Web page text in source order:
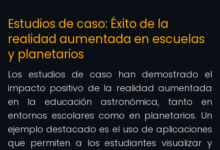
Estudios de caso: Éxito de la
realidad aumentada en escuelas
y planetarios
Los estudios de caso han demostrado el
impacto positivo de la realidad aumentada
en la educación astronómica, tanto en
entornos escolares como en planetarios. Un
ejemplo destacado es el uso de aplicaciones
que permiten a los estudiantes visualizar y